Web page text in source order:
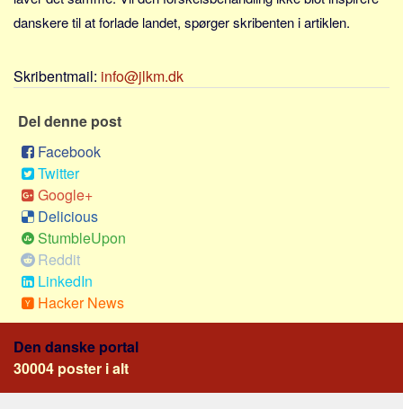
Forbrug
Transport
Alle
Aspekter
Køb og salg
Økonomi
Jura og regler
Skatter og afgifter
Statistik
Praktisk
danskere til at forlade landet, spørger skribenten i artiklen.
Skribentmail: info@jlkm.dk
Del denne post
Facebook
Twitter
Google+
Delicious
StumbleUpon
Reddit
LinkedIn
Hacker News
Den danske portal
30004 poster i alt